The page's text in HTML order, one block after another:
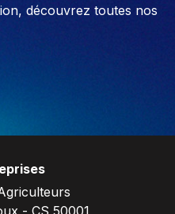
découvrez toutes nos
- CS 50001